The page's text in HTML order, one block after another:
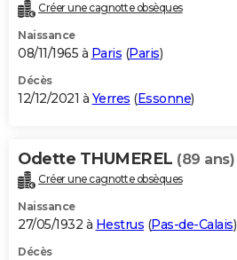
Créer une cagnotte obsèques
Naissance
08/11/1965 à Paris (Paris)
Décès
12/12/2021 à Yerres (Essonne)
Odette THUMEREL (89 ans)
Créer une cagnotte obsèques
Naissance
27/05/1932 à Hestrus (Pas-de-Calais)
Décès